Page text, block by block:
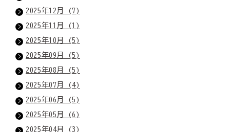
2025年12月 (7)
2025年11月 (1)
2025年10月 (5)
2025年09月 (5)
2025年08月 (5)
2025年07月 (4)
2025年06月 (5)
2025年05月 (6)
2025年04月 (3)